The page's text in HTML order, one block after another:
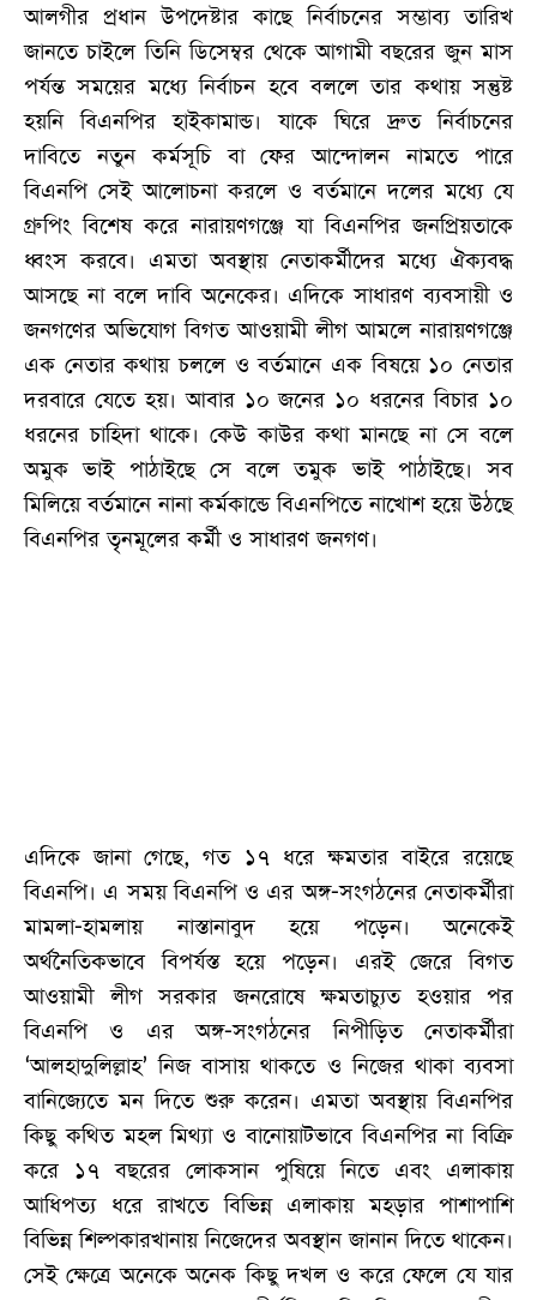
আলগীর প্রধান উপদেষ্টার কাছে নির্বাচনের সম্ভাব্য তারিখ
জানতে চাইলে তিনি ডিসেম্বর থেকে আগামী বছরের জুন মাস
পর্যন্ত সময়ের মধ্যে নির্বাচন হবে বললে তার কথায় সন্তুষ্ট
হয়নি বিএনপির হাইকামান্ড। যাকে ঘিরে দ্রুত নির্বাচনের
দাবিতে নতুন কর্মসূচি বা ফের আন্দোলন নামতে পারে
বিএনপি সেই আলোচনা করলে ও বর্তমানে দলের মধ্যে যে
গ্রুপিং বিশেষ করে নারায়ণগঞ্জে যা বিএনপির জনপ্রিয়তাকে
ধ্বংস করবে। এমতা অবস্থায় নেতাকর্মীদের মধ্যে ঐক্যবদ্ধ
আসছে না বলে দাবি অনেকের। এদিকে সাধারণ ব্যবসায়ী ও
জনগণের অভিযোগ বিগত আওয়ামী লীগ আমলে নারায়ণগঞ্জে
এক নেতার কথায় চললে ও বর্তমানে এক বিষয়ে ১০ নেতার
দরবারে যেতে হয়। আবার ১০ জনের ১০ ধরনের বিচার ১০
ধরনের চাহিদা থাকে। কেউ কাউর কথা মানছে না সে বলে
অমুক ভাই পাঠাইছে সে বলে তমুক ভাই পাঠাইছে। সব
মিলিয়ে বর্তমানে নানা কর্মকান্ডে বিএনপিতে নাখোশ হয়ে উঠছে
বিএনপির তৃনমূলের কর্মী ও সাধারণ জনগণ।
এদিকে জানা গেছে, গত ১৭ ধরে ক্ষমতার বাইরে রয়েছে
বিএনপি। এ সময় বিএনপি ও এর অঙ্গ-সংগঠনের নেতাকর্মীরা
মামলা-হামলায় নাস্তানাবুদ হয়ে পড়েন। অনেকেই
অর্থনৈতিকভাবে বিপর্যস্ত হয়ে পড়েন। এরই জেরে বিগত
আওয়ামী লীগ সরকার জনরোষে ক্ষমতাচ্যুত হওয়ার পর
বিএনপি ও এর অঙ্গ-সংগঠনের নিপীড়িত নেতাকর্মীরা
‘আলহাদুলিল্লাহ’ নিজ বাসায় থাকতে ও নিজের থাকা ব্যবসা
বানিজ্যেতে মন দিতে শুরু করেন। এমতা অবস্থায় বিএনপির
কিছু কথিত মহল মিথ্যা ও বানোয়াটভাবে বিএনপির না বিক্রি
করে ১৭ বছরের লোকসান পুষিয়ে নিতে এবং এলাকায়
আধিপত্য ধরে রাখতে বিভিন্ন এলাকায় মহড়ার পাশাপাশি
বিভিন্ন শিল্পকারখানায় নিজেদের অবস্থান জানান দিতে থাকেন।
সেই ক্ষেত্রে অনেকে অনেক কিছু দখল ও করে ফেলে যে যার